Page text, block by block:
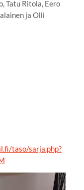
Tatu Ritola, Eero
ja Olli
taso/sarja.php?